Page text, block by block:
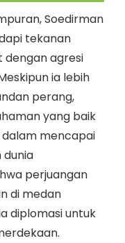
Soedirman
tekanan
agresi
ia lebih
perang,
yang baik
mencapai
dunia
perjuangan
di medan
diplomasi untuk